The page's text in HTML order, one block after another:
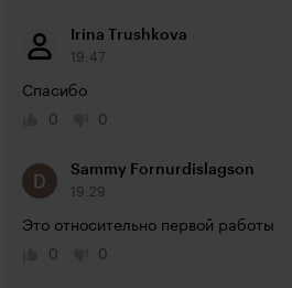
Irina Trushkova
19:47
Спасибо
0
0
Sammy Fornurdislagson
19:29
Это относительно первой работы
0
0